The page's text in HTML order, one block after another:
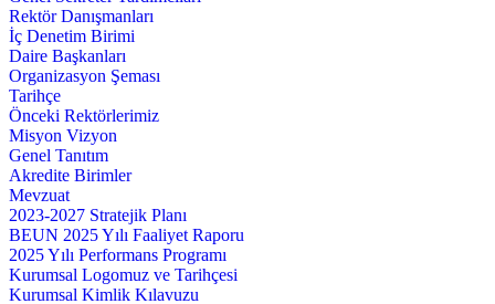
Rektör Danışmanları
İç Denetim Birimi
Daire Başkanları
Organizasyon Şeması
Tarihçe
Önceki Rektörlerimiz
Misyon Vizyon
Genel Tanıtım
Akredite Birimler
Mevzuat
2023-2027 Stratejik Planı
BEUN 2025 Yılı Faaliyet Raporu
2025 Yılı Performans Programı
Kurumsal Logomuz ve Tarihçesi
Kurumsal Kimlik Kılavuzu